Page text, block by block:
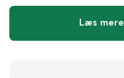
Læs mere